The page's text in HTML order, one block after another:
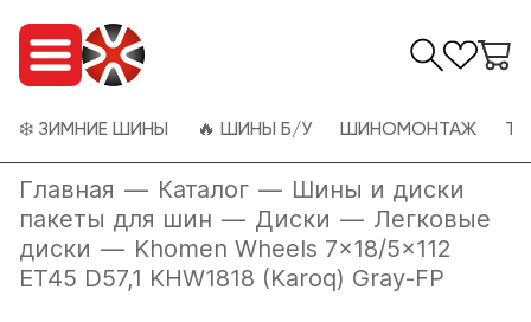
❄️ ЗИМНИЕ ШИНЫ 🔥 ШИНЫ Б/У ШИНОМОНТАЖ
Главная — Каталог — Шины и диски
пакеты для шин — Диски — Легковые
диски — Khomen Wheels 7x18/5x112
ET45 D57,1 KHW1818 (Karoq) Gray-FP